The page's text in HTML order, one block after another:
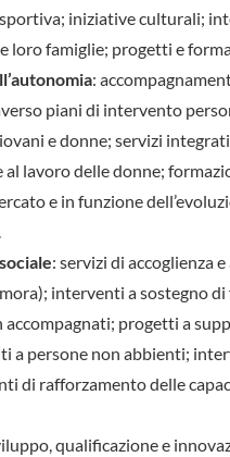
iniziative culturali;
loro famiglie; progetti e
:
piani di intervento
e donne; servizi
lavoro delle donne;
e in funzione
: servizi di accoglienza
interventi a sostegno
progetti a
a persone non abbienti;
di rafforzamento delle
qualificazione e